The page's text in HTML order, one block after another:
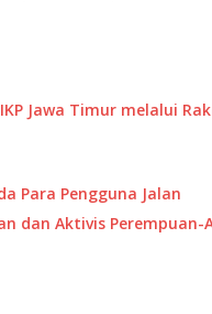
Jawa Timur melalui
Para Pengguna Jalan
dan Aktivis Perempuan-